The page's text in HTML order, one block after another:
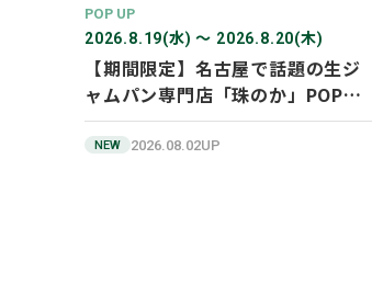
POP UP
2026.8.19(水) 〜 2026.8.20(木)
【期間限定】名古屋で話題の生ジ
ャムパン専門店「珠のか」POP
UP SHOP
NEW 2026.08.02UP